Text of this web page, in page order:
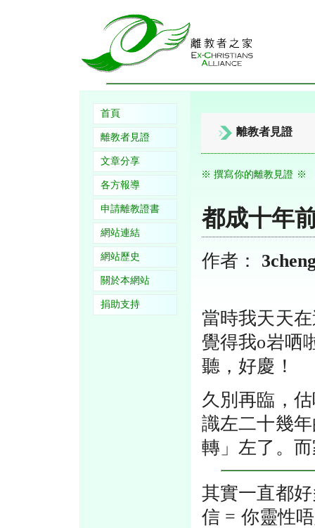
首頁
離教者見證
文章分享
各方報導
申請離教證書
網站連結
網站歷史
關於本網站
捐助支持
離教者見證
※ 撰寫你的離教見證 ※
都成十年
作者：
當時我天天
覺得我o岩哂
聽，好慶！
久別再臨，
識左二十幾
轉」左了。
其實一直都
信 = 你靈性